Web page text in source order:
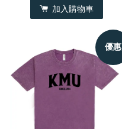
加入購物車
優惠